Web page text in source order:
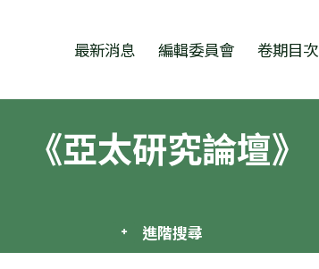
最新消息 編輯委員會 卷期目次
《亞太研究論壇》
進階搜尋